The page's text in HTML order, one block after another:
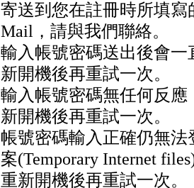
寄送到您在註冊時所填
Mail，請與我們聯絡。
輸入帳號密碼送出後會
新開機後再重試一次。
輸入帳號密碼無任何反
新開機後再重試一次。
帳號密碼輸入正確仍無
案(Temporary Internet
重新開機後再重試一次。